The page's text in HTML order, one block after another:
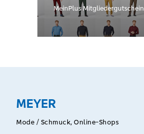
MeinPlus Mitgliedergutschein
MEYER
Mode / Schmuck, Online-Shops